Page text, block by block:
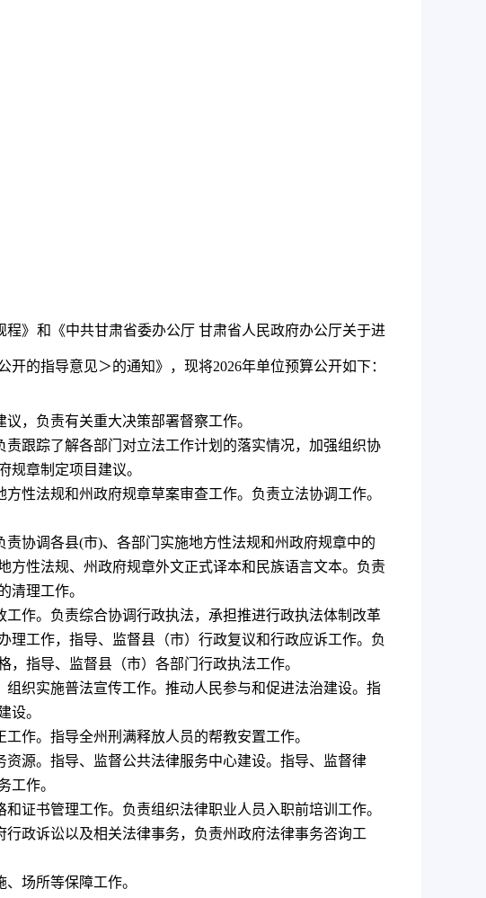
》和《中共甘肃省委办公厅 甘肃省人民政府办公厅关于进
开的指导意见＞的通知》，现将2026年单位预算公开如下：
，负责有关重大决策部署督察工作。
责跟踪了解各部门对立法工作计划的落实情况，加强组织协
章制定项目建议。
方性法规和州政府规章草案审查工作。负责立法协调工作。
责协调各县(市)、各部门实施地方性法规和州政府规章中的
方性法规、州政府规章外文正式译本和民族语言文本。 负责
清理工作。
作。负责综合协调行政执法，承担推进行政执法体制改革
工作，指导、监督县（市）行政复议和行政应诉工作。负
指导、监督县（市）各部门行政执法工作。
织实施普法宣传工作。推动人民参与和促进法治建设。指
设。
作。指导全州刑满释放人员的帮教安置工作。
源。指导、监督公共法律服务中心建设。指导、监督律
工作。
和证书管理工作。负责组织法律职业人员入职前培训工作。
政诉讼以及相关法律事务，负责州政府法律事务咨询工
场所等保障工作。